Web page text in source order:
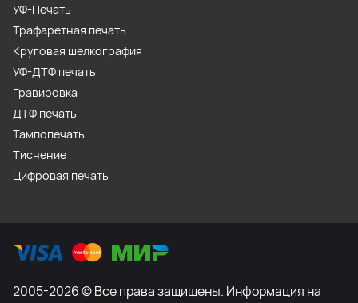
УФ-Печать
Трафаретная печать
Круговая шелкография
УФ-ДТФ печать
Гравировка
ДТФ печать
Тампопечать
Тиснение
Цифровая печать
2005-2026 © Все права защищены. Информация на